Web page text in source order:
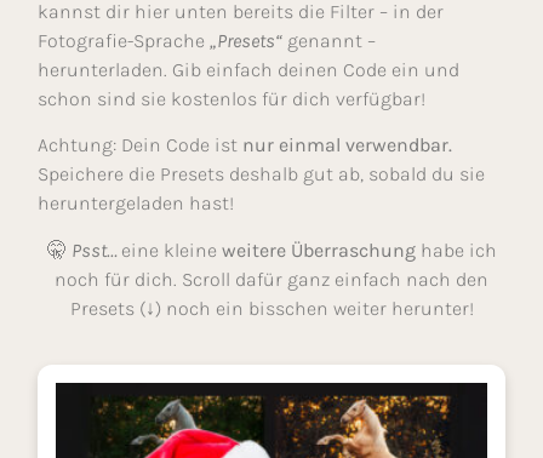
kannst dir hier unten bereits die Filter – in der
Fotografie-Sprache„Presets“ genannt –
herunterladen. Gib einfach deinen Code ein und
schon sind sie kostenlos für dich verfügbar!
Achtung: Dein Code ist nur einmal verwendbar.
Speichere die Presets deshalb gut ab, sobald du sie
heruntergeladen hast!
🤫 Psst… eine kleine weitere Überraschunghabe ich
noch für dich. Scroll dafür ganz einfach nach den
Presets (↓) noch ein bisschen weiter herunter!